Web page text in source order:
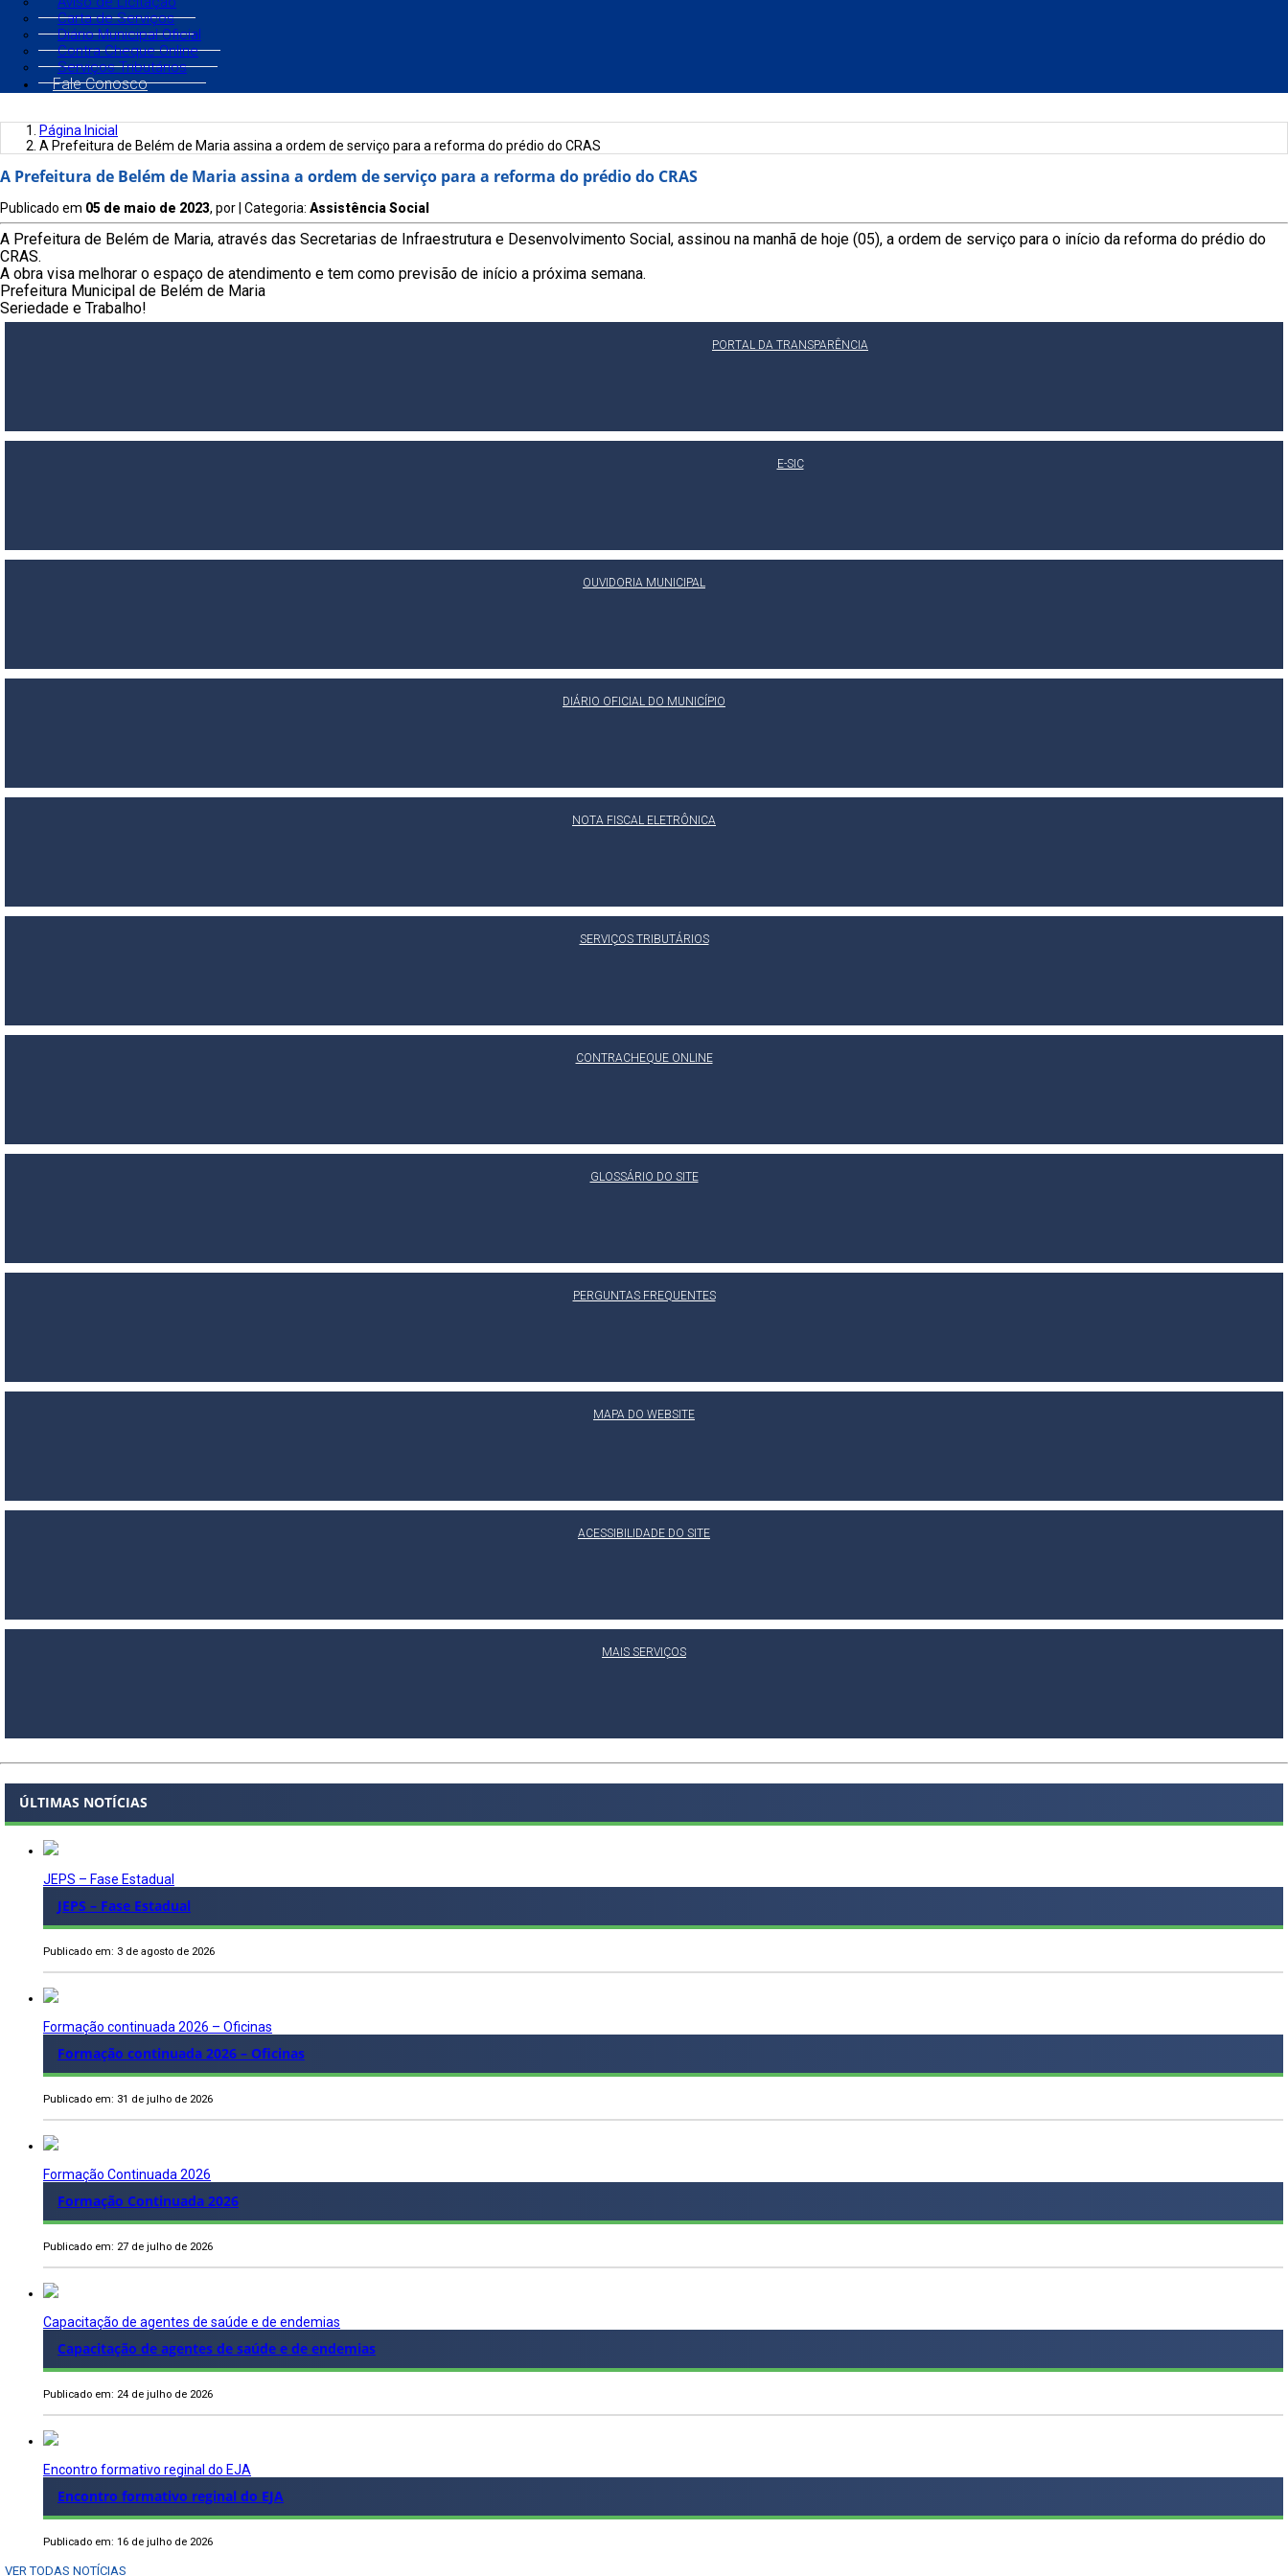
Carta de Serviços
Diário Municipal Oficial
Contra Cheque Online
Serviços Tributários
Fale Conosco
Página Inicial
A Prefeitura de Belém de Maria assina a ordem de serviço para a reforma do prédio do CRAS
A Prefeitura de Belém de Maria assina a ordem de serviço para a reforma do prédio do CRAS
Publicado em 05 de maio de 2023, por | Categoria: Assistência Social
A Prefeitura de Belém de Maria, através das Secretarias de Infraestrutura e Desenvolvimento Social, assinou na manhã de hoje (05), a ordem de serviço para o início da reforma do prédio do
CRAS.
A obra visa melhorar o espaço de atendimento e tem como previsão de início a próxima semana.
Prefeitura Municipal de Belém de Maria
Seriedade e Trabalho!
PORTAL DA TRANSPARÊNCIA
E-SIC
OUVIDORIA MUNICIPAL
DIÁRIO OFICIAL DO MUNICÍPIO
NOTA FISCAL ELETRÔNICA
SERVIÇOS TRIBUTÁRIOS
CONTRACHEQUE ONLINE
GLOSSÁRIO DO SITE
PERGUNTAS FREQUENTES
MAPA DO WEBSITE
ACESSIBILIDADE DO SITE
MAIS SERVIÇOS
ÚLTIMAS NOTÍCIAS
JEPS – Fase Estadual
JEPS – Fase Estadual
Publicado em: 3 de agosto de 2026
Formação continuada 2026 – Oficinas
Formação continuada 2026 – Oficinas
Publicado em: 31 de julho de 2026
Formação Continuada 2026
Formação Continuada 2026
Publicado em: 27 de julho de 2026
Capacitação de agentes de saúde e de endemias
Capacitação de agentes de saúde e de endemias
Publicado em: 24 de julho de 2026
Encontro formativo reginal do EJA
Encontro formativo reginal do EJA
Publicado em: 16 de julho de 2026
VER TODAS NOTÍCIAS